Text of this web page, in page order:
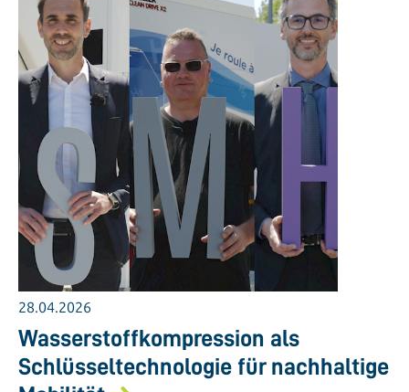
28.04.2026
Wasserstoffkompression als
Schlüsseltechnologie für nachhaltige